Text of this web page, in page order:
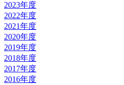
2023年度
2022年度
2021年度
2020年度
2019年度
2018年度
2017年度
2016年度